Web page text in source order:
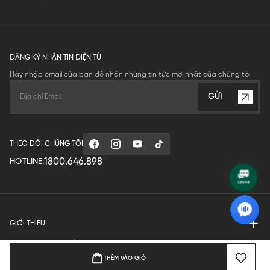
THÊM VÀO GIỎ
ĐĂNG KÝ NHẬN TIN ĐIỆN TỬ
Hãy nhập email của bạn để nhận những tin tức mới nhất của chúng tôi
GỬI
THEO DÕI CHÚNG TÔI
HOTLINE:1800.646.898
GIỚI THIỆU
QUY ĐỊNH HOẠT ĐỘNG